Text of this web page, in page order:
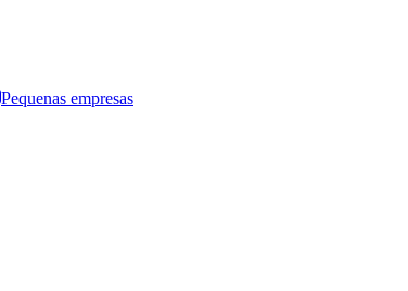
Pequenas empresas